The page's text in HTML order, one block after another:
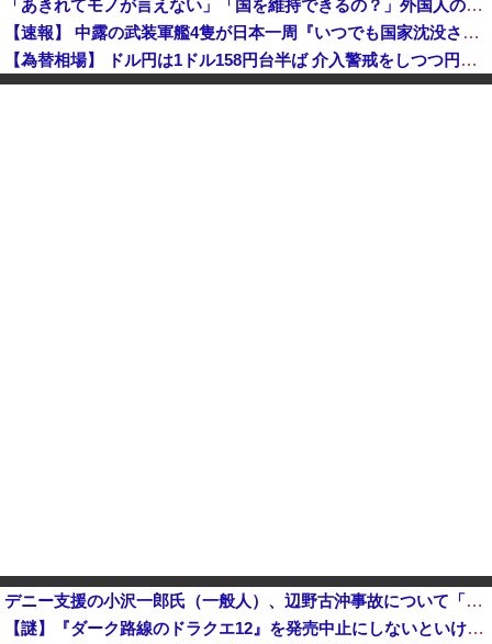
「あきれてモノが言えない」「国を維持できるの？」外国人の永住許可要件の厳格化で在日中国人の本音は？
【速報】 中露の武装軍艦4隻が日本一周『いつでも国家沈没させられるぞ』
【為替相場】 ドル円は1ドル158円台半ば 介入警戒をしつつ円売りが続行
ヨーロッパが中国製メガソーラーを締め出しｗｗｗ
デニー支援の小沢一郎氏（一般人）、辺野古沖事故について「玉城デニー知事の責任ではないが、不幸な出来事を悪宣伝に利用する人がいる」
【謎】『ダーク路線のドラクエ12』を発売中止にしないといけなかった理由ってガチでなに？とりあえすだせばいいやん